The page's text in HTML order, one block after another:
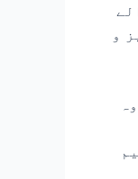
و